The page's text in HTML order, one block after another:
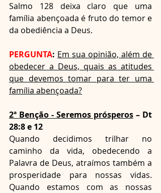
Salmo 128 deixa claro que uma
família abençoada é fruto do temor e
da obediência a Deus.
PERGUNTA: Em sua opinião, além de
obedecer a Deus, quais as atitudes
que devemos tomar para ter uma
família abençoada?
2ª Benção - Seremos prósperos – Dt
28:8 e 12
Quando decidimos trilhar no
caminho da vida, obedecendo a
Palavra de Deus, atraímos também a
prosperidade para nossas vidas.
Quando estamos com as nossas